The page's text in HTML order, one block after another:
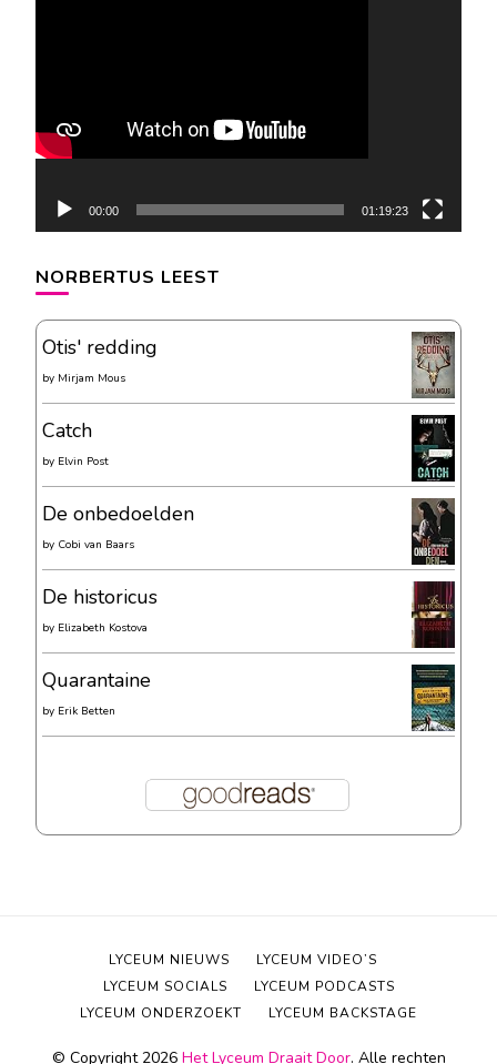
00:00 01:19:23
NORBERTUS LEEST
Otis' redding
by Mirjam Mous
Catch
by Elvin Post
De onbedoelden
by Cobi van Baars
De historicus
by Elizabeth Kostova
Quarantaine
by Erik Betten
© Copyright 2026 Het Lyceum Draait Door. Alle rechten
LYCEUM NIEUWS
LYCEUM VIDEO’S
LYCEUM SOCIALS
LYCEUM PODCASTS
LYCEUM ONDERZOEKT
LYCEUM BACKSTAGE